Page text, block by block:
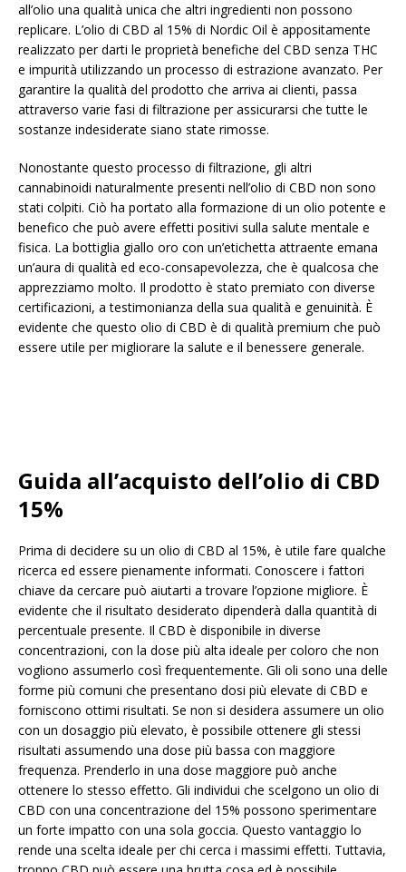
all’olio una qualità unica che altri ingredienti non possono
replicare. L’olio di CBD al 15% di Nordic Oil è appositamente
realizzato per darti le proprietà benefiche del CBD senza THC
e impurità utilizzando un processo di estrazione avanzato. Per
garantire la qualità del prodotto che arriva ai clienti, passa
attraverso varie fasi di filtrazione per assicurarsi che tutte le
sostanze indesiderate siano state rimosse.
Nonostante questo processo di filtrazione, gli altri
cannabinoidi naturalmente presenti nell’olio di CBD non sono
stati colpiti. Ciò ha portato alla formazione di un olio potente e
benefico che può avere effetti positivi sulla salute mentale e
fisica. La bottiglia giallo oro con un’etichetta attraente emana
un’aura di qualità ed eco-consapevolezza, che è qualcosa che
apprezziamo molto. Il prodotto è stato premiato con diverse
certificazioni, a testimonianza della sua qualità e genuinità. È
evidente che questo olio di CBD è di qualità premium che può
essere utile per migliorare la salute e il benessere generale.
Guida all’acquisto dell’olio di CBD
15%
Prima di decidere su un olio di CBD al 15%, è utile fare qualche
ricerca ed essere pienamente informati. Conoscere i fattori
chiave da cercare può aiutarti a trovare l’opzione migliore. È
evidente che il risultato desiderato dipenderà dalla quantità di
percentuale presente. Il CBD è disponibile in diverse
concentrazioni, con la dose più alta ideale per coloro che non
vogliono assumerlo così frequentemente. Gli oli sono una delle
forme più comuni che presentano dosi più elevate di CBD e
forniscono ottimi risultati. Se non si desidera assumere un olio
con un dosaggio più elevato, è possibile ottenere gli stessi
risultati assumendo una dose più bassa con maggiore
frequenza. Prenderlo in una dose maggiore può anche
ottenere lo stesso effetto. Gli individui che scelgono un olio di
CBD con una concentrazione del 15% possono sperimentare
un forte impatto con una sola goccia. Questo vantaggio lo
rende una scelta ideale per chi cerca i massimi effetti. Tuttavia,